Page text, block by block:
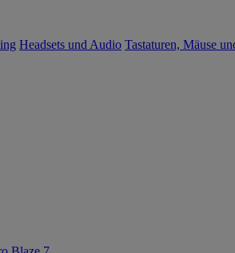
Headsets und Audio Tastaturen, Mäuse